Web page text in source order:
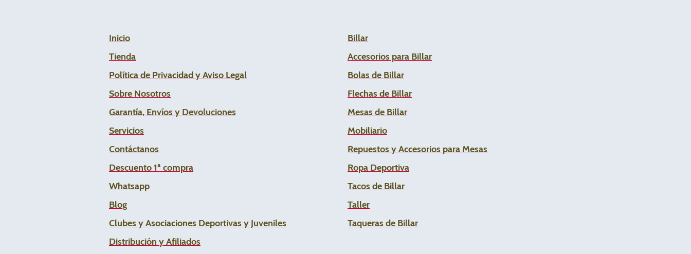
Inicio
Tienda
Política de Privacidad y Aviso Legal
Sobre Nosotros
Garantía, Envíos y Devoluciones
Servicios
Contáctanos
Descuento 1ª compra
Whatsapp
Blog
Clubes y Asociaciones Deportivas y Juveniles
Distribución y Afiliados
Billar
Accesorios para Billar
Bolas de Billar
Flechas de Billar
Mesas de Billar
Mobiliario
Repuestos y Accesorios para Mesas
Ropa Deportiva
Tacos de Billar
Taller
Taqueras de Billar